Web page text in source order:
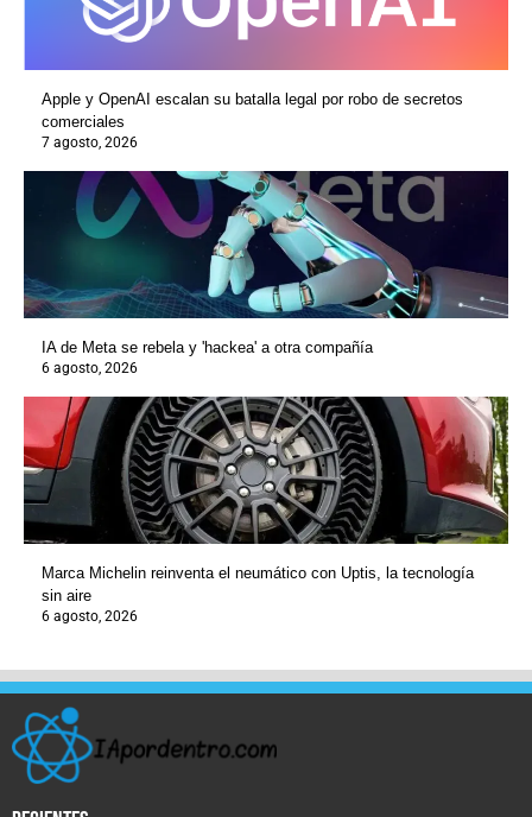
Apple y OpenAI escalan su batalla legal por robo de secretos
comerciales
7 agosto, 2026
IA de Meta se rebela y 'hackea' a otra compañía
6 agosto, 2026
Marca Michelin reinventa el neumático con Uptis, la tecnología
sin aire
6 agosto, 2026